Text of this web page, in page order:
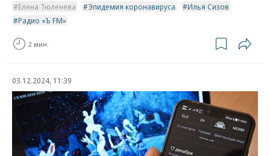
Елена Тюленева Эпидемия коронавируса
Илья Сизов
Радио «Ъ FM»
2 мин.
03.12.2024, 11:39